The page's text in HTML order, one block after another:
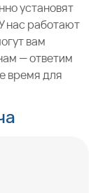
установят
нас работают
вам
— ответим
время для